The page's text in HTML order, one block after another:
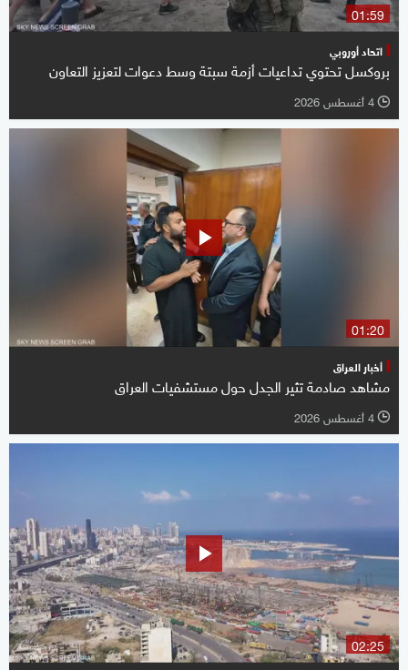
01:59
اتحاد أوروبي
بروكسل تحتوي تداعيات أزمة سبتة وسط دعوات لتعزيز التعاون
l 4 أغسطس 2026
01:20
أخبار العراق
مشاهد صادمة تثير الجدل حول مستشفيات العراق
l 4 أغسطس 2026
02:25